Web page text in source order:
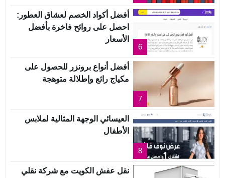
6
أفضل أكواد الخصم لعشاق العطور:
احصل على روائح فاخرة بأفضل
الأسعار
7
أفضل أنواع برونزر للحصول على
مكياج رائع وإطلالة متوهجة
8
العيسائي الوجهة المثالية لملابس
الأطفال
نقل عفش الكويت مع شركة نقلي